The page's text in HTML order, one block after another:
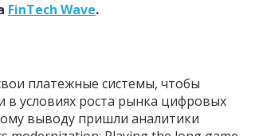
FinTech Wave.
платежные системы, чтобы
в условиях роста рынка цифровых
выводу пришли аналитики